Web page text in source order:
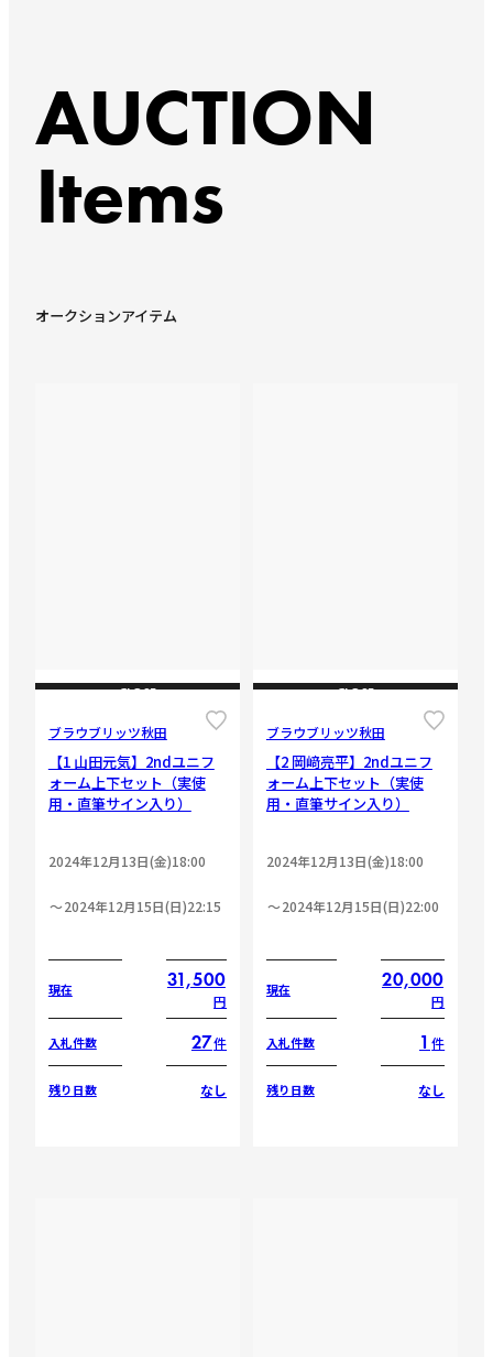
AUCTION
Items
オークションアイテム
CLOSE
ブラウブリッツ秋田
【1 山田元気】2ndユニフ
ォーム上下セット（実使
用・直筆サイン入り）
2024年12月13日(金)18:00
2024年12月15日(日)22:15
現在 31,500
円
入札件数 27件
残り日数 なし
CLOSE
ブラウブリッツ秋田
【2 岡﨑亮平】2ndユニフ
ォーム上下セット（実使
用・直筆サイン入り）
2024年12月13日(金)18:00
2024年12月15日(日)22:00
現在 20,000
円
入札件数 1 件
残り日数 なし